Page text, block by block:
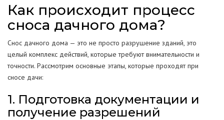
Как происходит процесс
сноса дачного дома?
Снос дачного дома — это не просто разрушение зданий, это
целый комплекс действий, которые требуют внимательности и
точности. Рассмотрим основные этапы, которые проходят при
сносе дачи:
1. Подготовка документации и
получение разрешений